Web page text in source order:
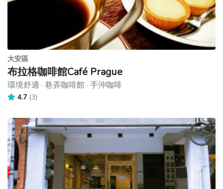
大安區
布拉格咖啡館Café Prague
環境舒適 · 巷弄咖啡館 · 手沖咖啡
4.7 (3)